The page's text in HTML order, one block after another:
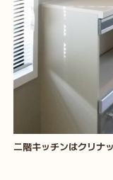
二階キッチンはクリナ